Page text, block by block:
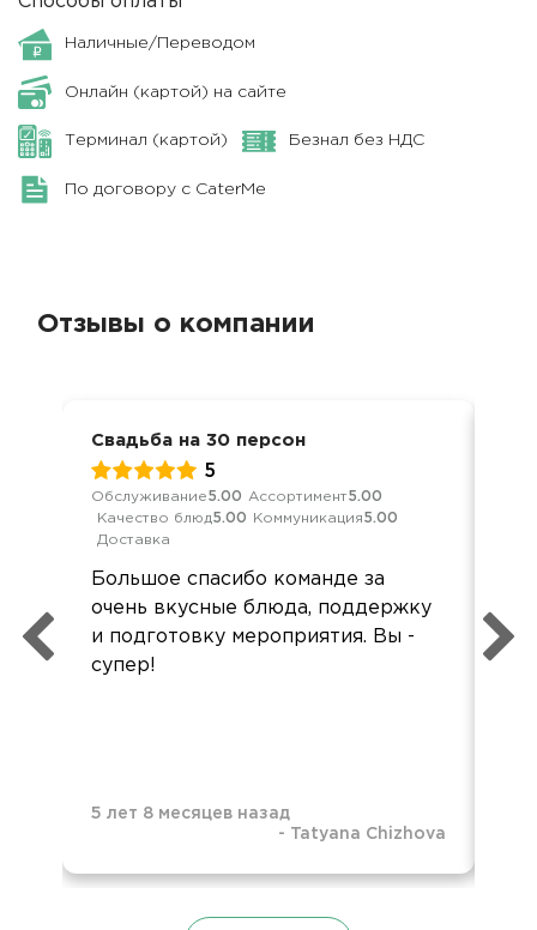
Наличные/Переводом
Онлайн (картой) на сайте
Терминал (картой) Безнал без НДС
По договору с CaterMe
Отзывы о компании
Свадьба на 30 персон
5
Обслуживание5.00 Ассортимент5.00
Качество блюд5.00 Коммуникация5.00
Доставка
Большое спасибо команде за
очень вкусные блюда, поддержку
и подготовку мероприятия. Вы -
супер!
5 лет 8 месяцев назад
- Tatyana Chizhova